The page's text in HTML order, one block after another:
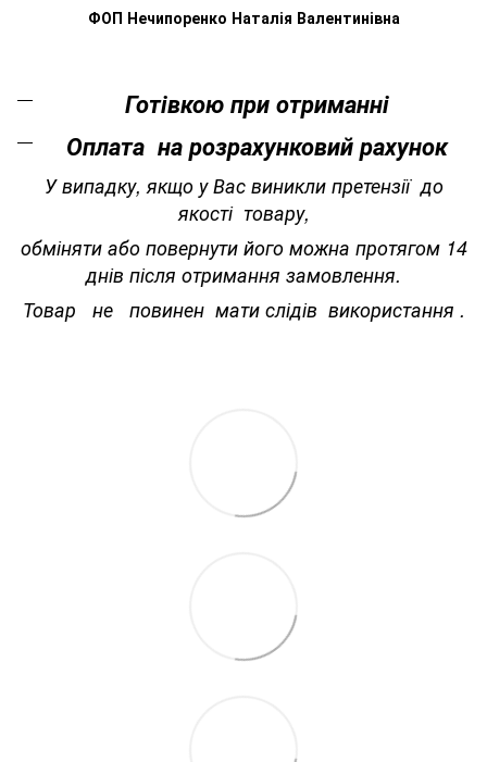
ФОП Нечипоренко Наталія Валентинівна
Готівкою при отриманні
Оплата на розрахунковий рахунок
У випадку, якщо у Вас виникли претензії до
якості товару,
обміняти або повернути його можна протягом 14
днів після отримання замовлення.
Товар не повинен мати слідів використання .